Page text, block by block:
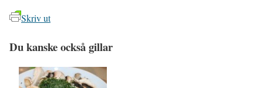
Skriv ut
Du kanske också gillar